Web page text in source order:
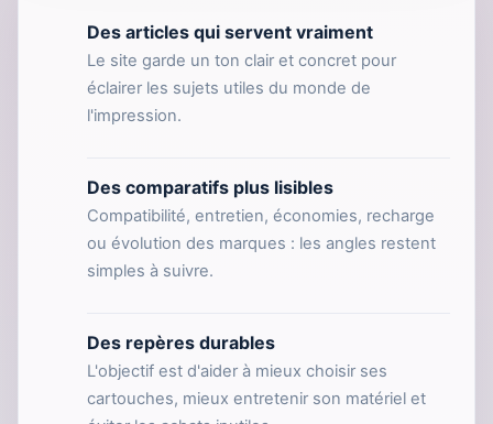
Des articles qui servent vraiment
Le site garde un ton clair et concret pour
éclairer les sujets utiles du monde de
l'impression.
Des comparatifs plus lisibles
Compatibilité, entretien, économies, recharge
ou évolution des marques : les angles restent
simples à suivre.
Des repères durables
L'objectif est d'aider à mieux choisir ses
cartouches, mieux entretenir son matériel et